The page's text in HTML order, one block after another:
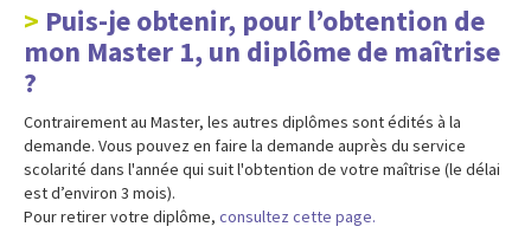
Puis-je obtenir, pour l’obtention de
mon Master 1, un diplôme de maîtrise
?
Contrairement au Master, les autres diplômes sont édités à la
demande. Vous pouvez en faire la demande auprès du service
scolarité dans l'année qui suit l'obtention de votre maîtrise (le délai
est d’environ 3 mois).
Pour retirer votre diplôme, consultez cette page.